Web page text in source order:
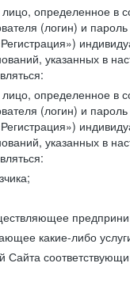
определенное в
(логин) и
указанных в
определенное в
(логин) и
указанных в
какие-либо